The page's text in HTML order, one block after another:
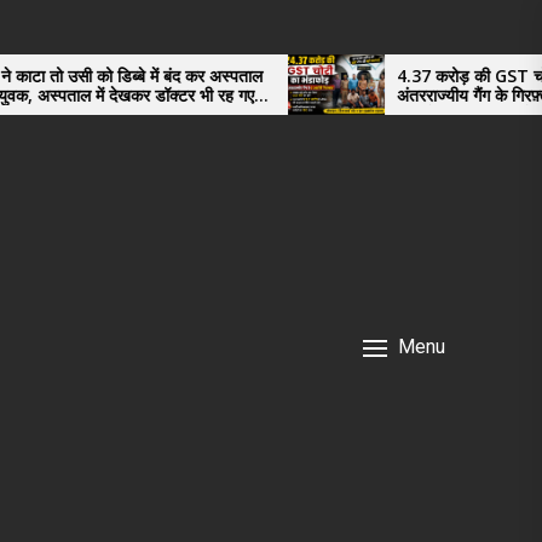
में बंद कर अस्पताल
डॉक्टर भी रह गए
4.37 करोड़ की GST चोरी का भंडाफोड़,
अंतरराज्यीय गैंग के गिरफ़्तार तीनो आरोपी
नगर के, साइबर ठगी छोड़ अपनाया नया तरी
Menu